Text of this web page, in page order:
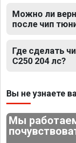
Можно ли
после чип
Где сделать
C250 204 лс?
Вы не узнаете
Мы